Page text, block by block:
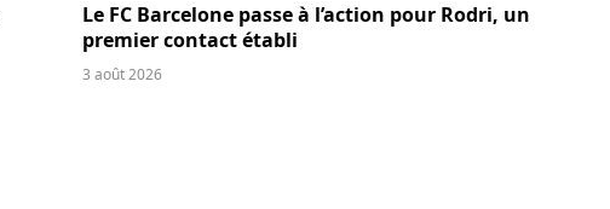
Le FC Barcelone passe à l’action pour Rodri, un
premier contact établi
3 août 2026